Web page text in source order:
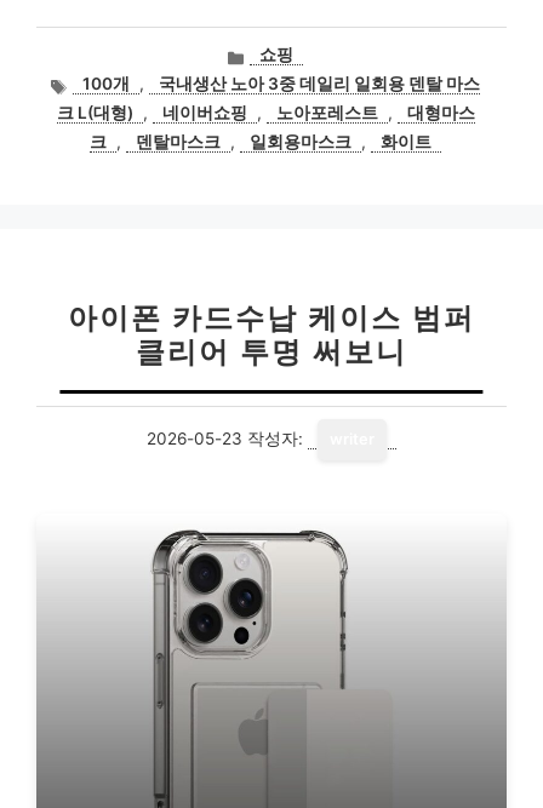
카
테
고
리
쇼핑
태
그
100개 ,
국내생산 노아 3중 데일리 일회용 덴탈 마스
크 L(대형)
, 네이버쇼핑 , 노아포레스트 ,
대형마스
크 , 덴탈마스크 , 일회용마스크 , 화이트
아이폰 카드수납 케이스 범퍼
클리어 투명 써보니
2026-05-23 작성자: